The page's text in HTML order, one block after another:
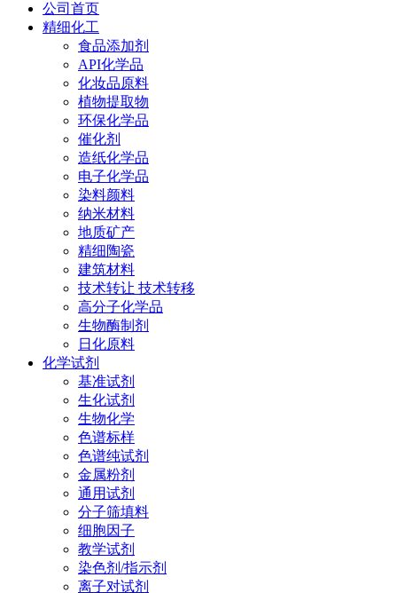
公司首页
精细化工
食品添加剂
API化学品
化妆品原料
植物提取物
环保化学品
催化剂
造纸化学品
电子化学品
染料颜料
纳米材料
地质矿产
精细陶瓷
建筑材料
技术转让 技术转移
高分子化学品
生物酶制剂
日化原料
化学试剂
基准试剂
生化试剂
生物化学
色谱标样
色谱纯试剂
金属粉剂
通用试剂
分子筛填料
细胞因子
教学试剂
染色剂/指示剂
离子对试剂